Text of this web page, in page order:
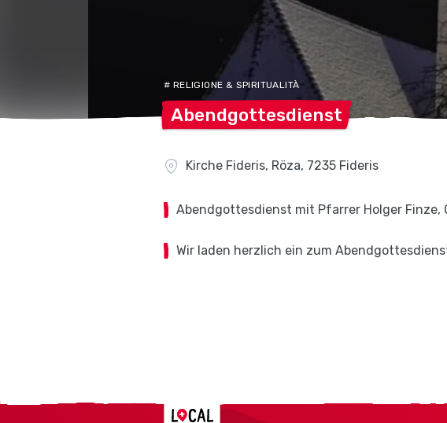
# RELIGIONE & SPIRITUALITÀ
Abendgottesdienst
Kirche Fideris, Röza, 7235 Fideris
Abendgottesdienst mit Pfarrer Holger Finze,
Wir laden herzlich ein zum
Localcities